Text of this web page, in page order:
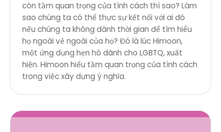
còn tầm quan trọng của tính cách thì sao? Làm
sao chúng ta có thể thực sự kết nối với ai đó
nếu chúng ta không dành thời gian để tìm hiểu
họ ngoài vẻ ngoài của họ? Đó là lúc Himoon,
một ứng dụng hẹn hò dành cho LGBTQ, xuất
hiện. Himoon hiểu tầm quan trọng của tính cách
trong việc xây dựng ý nghĩa.